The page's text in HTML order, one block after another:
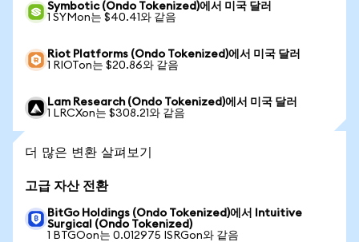
Symbotic (Ondo Tokenized)에서 미국 달러
1 SYMon는 $40.41와 같음
Riot Platforms (Ondo Tokenized)에서 미국 달러
1 RIOTon는 $20.86와 같음
Lam Research (Ondo Tokenized)에서 미국 달러
1 LRCXon는 $308.21와 같음
더 많은 변환 살펴보기
고급 자산 전환
BitGo Holdings (Ondo Tokenized)에서 Intuitive
Surgical (Ondo Tokenized)
1 BTGOon는 0.012975 ISRGon와 같음